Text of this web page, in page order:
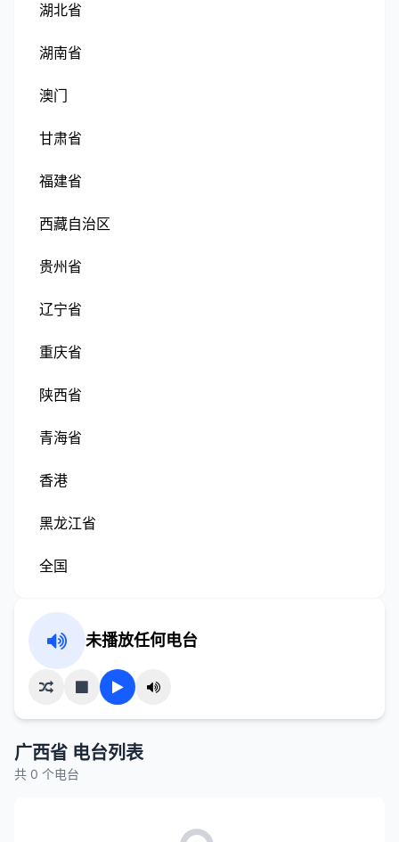
湖北省
湖南省
澳门
甘肃省
福建省
西藏自治区
贵州省
辽宁省
重庆省
陕西省
青海省
香港
黑龙江省
全国
未播放任何电台
广西省 电台列表
共 0 个电台